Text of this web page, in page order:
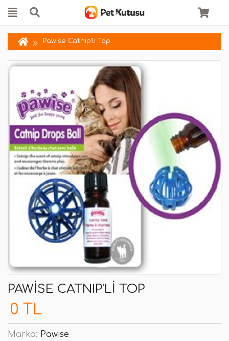
Pawise Catnıp'li Top
PAWISE CATNIP'LI TOP
0 TL
Marka: Pawise